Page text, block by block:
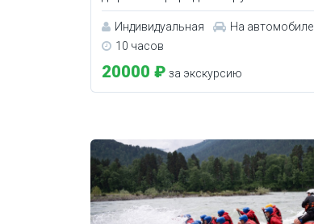
Индивидуальная
На автомобиле
10 часов
20000 ₽ за экскурсию